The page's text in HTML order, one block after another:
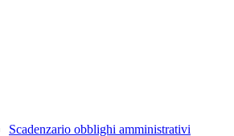
Scadenzario obblighi amministrativi